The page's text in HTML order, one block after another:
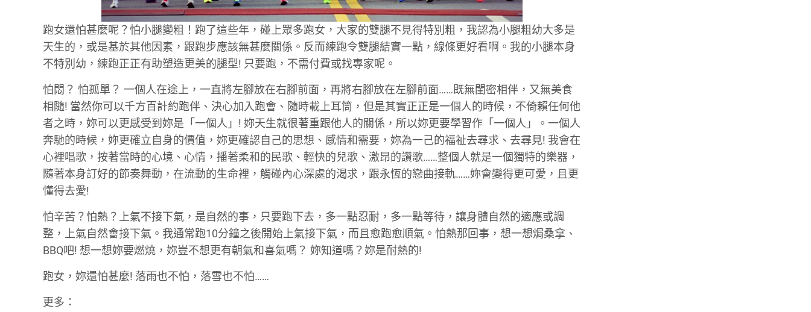
跑女還怕甚麼呢？怕小腿變粗！跑了這些年，碰上眾多跑女，大家的雙腿不見得特別粗，我認為小腿粗幼大多是
天生的，或是基於其他因素，跟跑步應該無甚麼關係。反而練跑令雙腿結實一點，線條更好看啊。我的小腿本身
不特別幼，練跑正正有助塑造更美的腿型! 只要跑，不需付費或找專家呢。
怕悶？ 怕孤單？ 一個人在途上，一直將左腳放在右腳前面，再將右腳放在左腳前面……既無閨密相伴，又無美食
相隨! 當然你可以千方百計約跑伴、決心加入跑會、隨時載上耳筒，但是其實正正是一個人的時候，不倚賴任何他
者之時，妳可以更感受到妳是「一個人」! 妳天生就很著重跟他人的關係，所以妳更要學習作「一個人」。一個人
奔馳的時候，妳更確立自身的價值，妳更確認自己的思想、感情和需要，妳為一己的福祉去尋求、去尋見! 我會在
心裡唱歌，按著當時的心境、心情，播著柔和的民歌、輕快的兒歌、激昂的讚歌……整個人就是一個獨特的樂器，
隨著本身訂好的節奏舞動，在流動的生命裡，觸碰內心深處的渴求，跟永恆的戀曲接軌……妳會變得更可愛，且更
懂得去愛!
怕辛苦？怕熱？上氣不接下氣，是自然的事，只要跑下去，多一點忍耐，多一點等待，讓身體自然的適應或調
整，上氣自然會接下氣。我通常跑10分鐘之後開始上氣接下氣，而且愈跑愈順氣。怕熱那回事，想一想焗桑拿、
BBQ吧! 想一想妳要燃燒，妳豈不想更有朝氣和喜氣嗎？ 妳知道嗎？妳是耐熱的!
跑女，妳還怕甚麼! 落雨也不怕，落雪也不怕……
更多：